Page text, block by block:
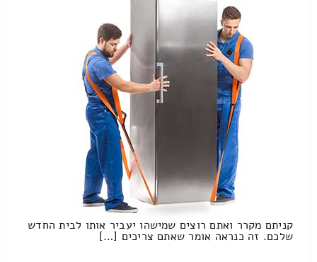
קניתם מקרר ואתם רוצים שמישהו יעביר אותו לבית החדש
שלכם. זה כנראה אומר שאתם צריכים […]